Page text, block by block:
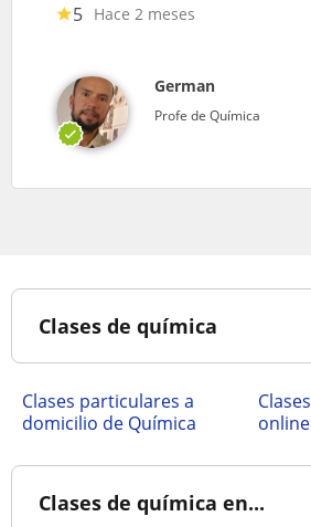
5 Hace 2 meses
German
Profe de Química
Clases de química
clases particulares a
domicilio de Química
Clases de química
online
Clases de química en...